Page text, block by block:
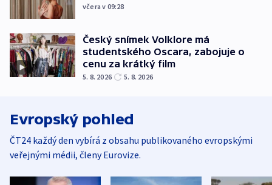
včera v 09:28
Český snímek Volklore má
studentského Oscara, zabojuje o
cenu za krátký film
5. 8. 2026 5. 8. 2026
Evropský pohled
ČT24 každý den vybírá z obsahu publikovaného evropskými
veřejnými médii, členy Eurovize.